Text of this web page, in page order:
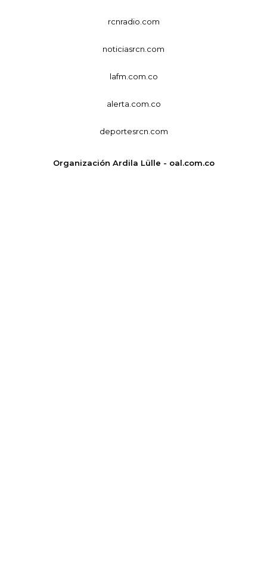
rcnradio.com
noticiasrcn.com
lafm.com.co
alerta.com.co
deportesrcn.com
Organización Ardila Lülle - oal.com.co